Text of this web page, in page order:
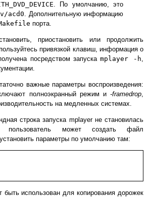
. По умолчанию, это
acd0. Дополнительную информацию
порта.
приостановить или продолжить
привязкой клавиш, информация о
посредством запуска mplayer -h,
важные параметры воспроизведения:
полноэкранный режим и-framedrop,
на медленных системах.
строка запуска mplayer не становилась
пользователь может создать файл
параметры по умолчанию там:
использован для копирования дорожек